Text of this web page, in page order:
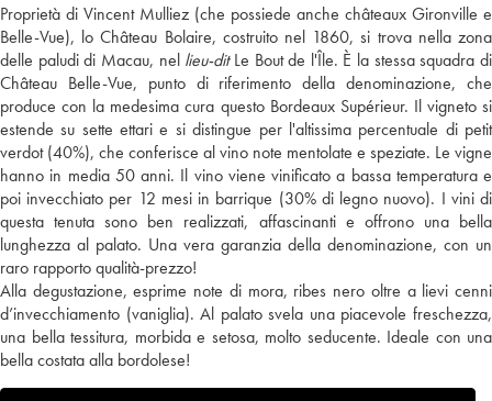
Proprietà di Vincent Mulliez (che possiede anche châteaux Gironville e
Belle-Vue), lo Château Bolaire, costruito nel 1860, si trova nella zona
delle paludi di Macau, nel lieu-ditLe Bout de l'Île. È la stessa squadra di
Château Belle-Vue, punto di riferimento della denominazione, che
produce con la medesima cura questo Bordeaux Supérieur. Il vigneto si
estende su sette ettari e si distingue per l'altissima percentuale di petit
verdot (40%), che conferisce al vino note mentolate e speziate. Le vigne
hanno in media 50 anni. Il vino viene vinificato a bassa temperatura e
poi invecchiato per 12 mesi in barrique (30% di legno nuovo). I vini di
questa tenuta sono ben realizzati, affascinanti e offrono una bella
lunghezza al palato. Una vera garanzia della denominazione, con un
raro rapporto qualità-prezzo!
Alla degustazione, esprime note di mora, ribes nero oltre a lievi cenni
d’invecchiamento (vaniglia). Al palato svela una piacevole freschezza,
una bella tessitura, morbida e setosa, molto seducente. Ideale con una
bella costata alla bordolese!